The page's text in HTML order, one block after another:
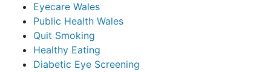
Eyecare Wales
Public Health Wales
Quit Smoking
Healthy Eating
Diabetic Eye Screening